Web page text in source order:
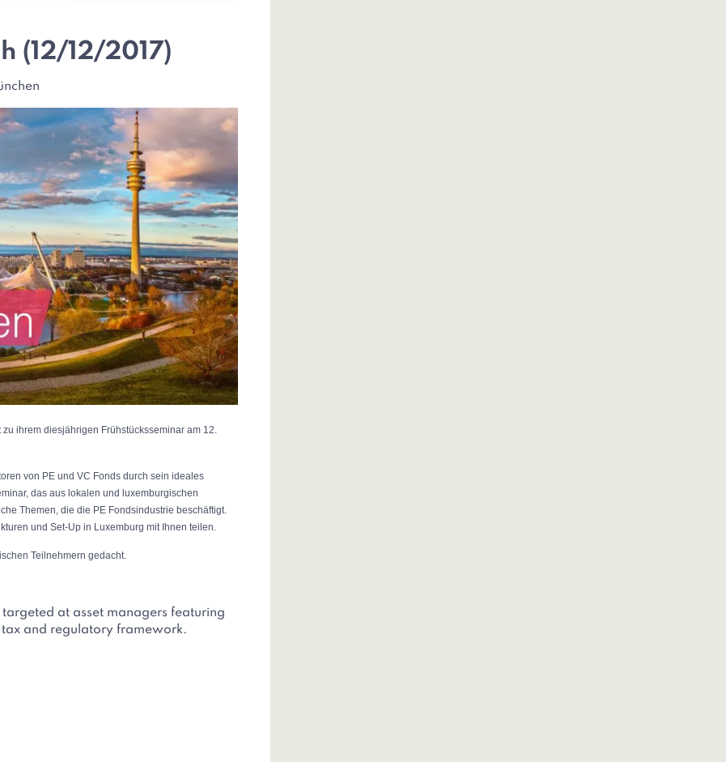
(12/12/2017)
ihrem diesjährigen Frühstücksseminar am 12.
von PE und VC Fonds durch sein ideales
das aus lokalen und luxemburgischen
Themen, die die PE Fondsindustrie beschäftigt.
und Set-Up in Luxemburg mit Ihnen teilen.
Teilnehmern gedacht.
at asset managers featuring
and regulatory framework.